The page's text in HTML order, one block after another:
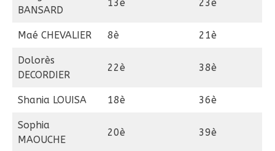
BANSARD
13è 23è
Maé CHEVALIER 8è 21è
Dolorès
DECORDIER
22è 38è
Shania LOUISA 18è 36è
Sophia
MAOUCHE
20è 39è